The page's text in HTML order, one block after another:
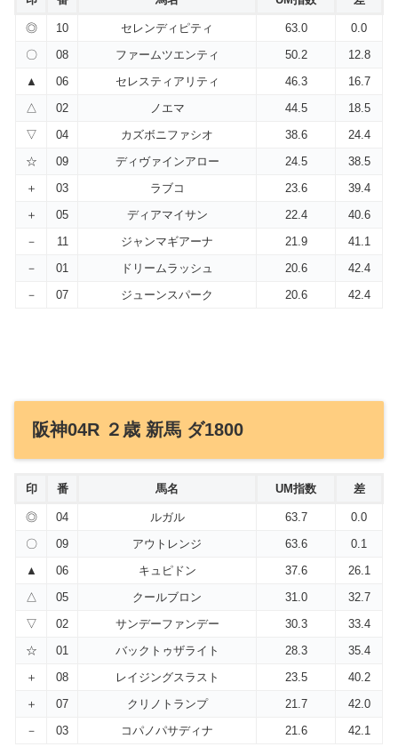
◎ 10 セレンディピティ 63.0
0.0
〇
08 ファームツエンティ 50.2
12.8
▲
06 セレスティアリティ 46.3
16.7
△
02 ノエマ 44.5
18.5
▽
04 カズボニファシオ 38.6
24.4
☆
09 ディヴァインアロー 24.5
38.5
＋
03 ラブコ 23.6
39.4
＋
05 ディアマイサン 22.4
40.6
－
11 ジャンマギアーナ 21.9
41.1
－
01 ドリームラッシュ 20.6
42.4
－
07 ジューンスパーク 20.6 42.4
阪神04R ２歳 新馬 ダ1800
印 番 馬名 UM指数 差
◎ 04 ルガル 63.7
0.0
〇
09 アウトレンジ 63.6
0.1
▲
06 キュピドン 37.6
26.1
△
05 クールブロン 31.0
32.7
▽
02 サンデーファンデー 30.3
33.4
☆
01 バックトゥザライト 28.3
35.4
＋
08 レイジングスラスト 23.5
40.2
＋
07 クリノトランプ 21.7
42.0
－
03 コパノパサディナ 21.6 42.1